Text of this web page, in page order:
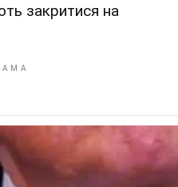
закритися на